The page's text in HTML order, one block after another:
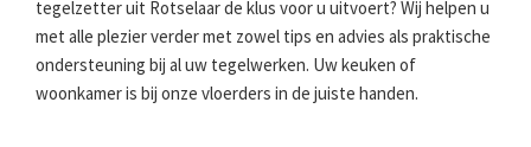
tegelzetter uit Rotselaar de klus voor u uitvoert? Wij helpen u
met alle plezier verder met zowel tips en advies als praktische
ondersteuning bij al uw tegelwerken. Uw keuken of
woonkamer is bij onze vloerders in de juiste handen.